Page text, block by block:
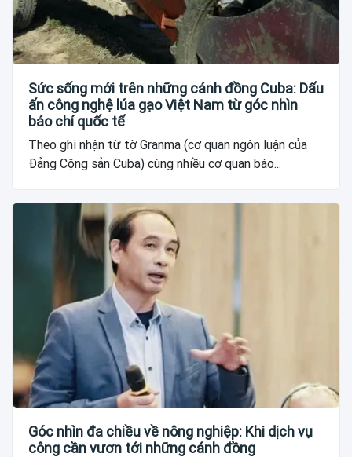
Sức sống mới trên những cánh đồng Cuba: Dấu
ấn công nghệ lúa gạo Việt Nam từ góc nhìn
báo chí quốc tế
Theo ghi nhận từ tờ Granma (cơ quan ngôn luận của
Đảng Cộng sản Cuba) cùng nhiều cơ quan báo...
Góc nhìn đa chiều về nông nghiệp: Khi dịch vụ
công cần vươn tới những cánh đồng